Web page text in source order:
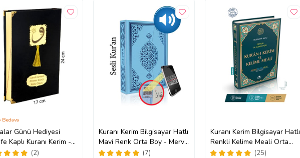
Günü Hediyesi
Kaplı Kuranı Kerim -
Arapça - Orta Boy -
(2)
Bedava
Kuranı Kerim Bilgisayar Hatlı
Mavi Renk Orta Boy - Merve
Yayınevi
(7)
Kuranı Kerim Bilgisayar Hatlı
Renkli Kelime Meali Orta
Boy
(25)